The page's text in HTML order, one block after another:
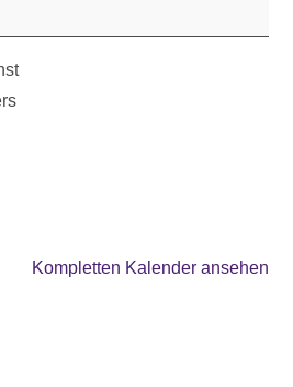
Kompletten Kalender ansehen